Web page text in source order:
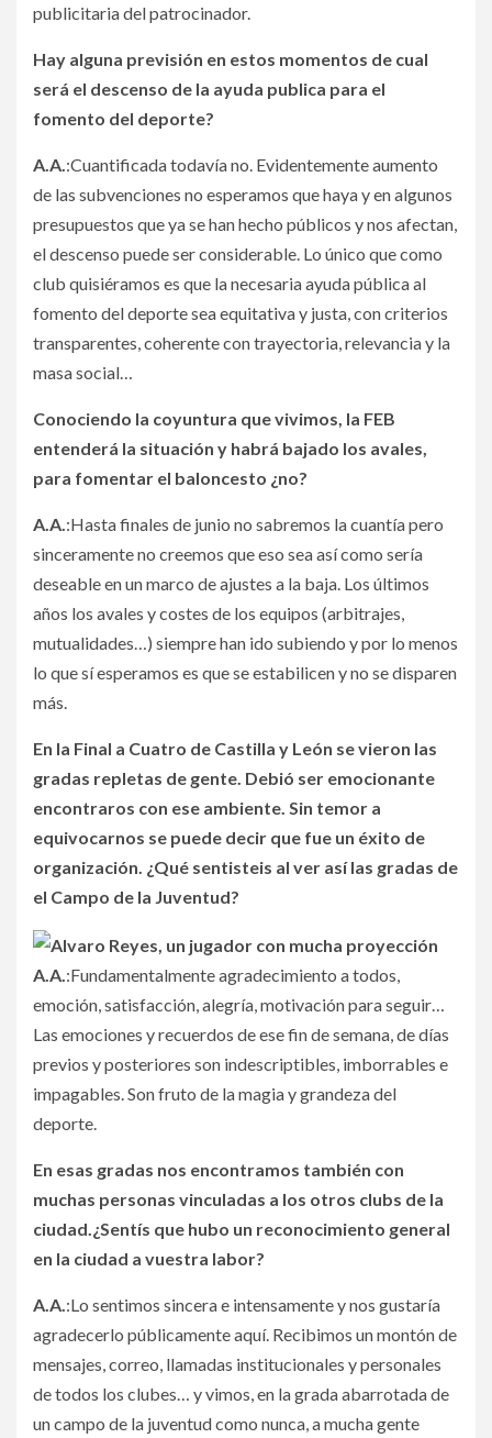
publicitaria del patrocinador.
Hay alguna previsión en estos momentos de cual
será el descenso de la ayuda publica para el
fomento del deporte?
A.A.:Cuantificada todavía no. Evidentemente aumento
de las subvenciones no esperamos que haya y en algunos
presupuestos que ya se han hecho públicos y nos afectan,
el descenso puede ser considerable. Lo único que como
club quisiéramos es que la necesaria ayuda pública al
fomento del deporte sea equitativa y justa, con criterios
transparentes, coherente con trayectoria, relevancia y la
masa social…
Conociendo la coyuntura que vivimos, la FEB
entenderá la situación y habrá bajado los avales,
para fomentar el baloncesto ¿no?
A.A.:Hasta finales de junio no sabremos la cuantía pero
sinceramente no creemos que eso sea así como sería
deseable en un marco de ajustes a la baja. Los últimos
años los avales y costes de los equipos (arbitrajes,
mutualidades…) siempre han ido subiendo y por lo menos
lo que sí esperamos es que se estabilicen y no se disparen
más.
En la Final a Cuatro de Castilla y León se vieron las
gradas repletas de gente. Debió ser emocionante
encontraros con ese ambiente. Sin temor a
equivocarnos se puede decir que fue un éxito de
organización. ¿Qué sentisteis al ver así las gradas de
el Campo de la Juventud?
A.A.:Fundamentalmente agradecimiento a todos,
emoción, satisfacción, alegría, motivación para seguir…
Las emociones y recuerdos de ese fin de semana, de días
previos y posteriores son indescriptibles, imborrables e
impagables. Son fruto de la magia y grandeza del
deporte.
En esas gradas nos encontramos también con
muchas personas vinculadas a los otros clubs de la
ciudad.¿Sentís que hubo un reconocimiento general
en la ciudad a vuestra labor?
A.A.:Lo sentimos sincera e intensamente y nos gustaría
agradecerlo públicamente aquí. Recibimos un montón de
mensajes, correo, llamadas institucionales y personales
de todos los clubes… y vimos, en la grada abarrotada de
un campo de la juventud como nunca, a mucha gente